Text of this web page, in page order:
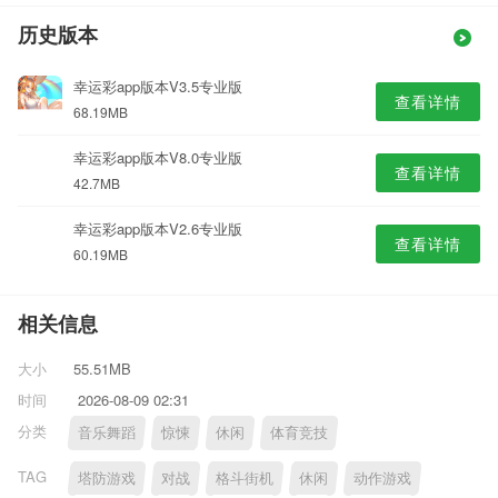
历史版本
幸运彩app版本V3.5专业版
68.19MB 查看详情
幸运彩app版本V8.0专业版
42.7MB 查看详情
幸运彩app版本V2.6专业版
60.19MB 查看详情
相关信息
大小
55.51MB
时间
2026-08-09 02:31
分类
音乐舞蹈 惊悚 休闲 体育竞技
TAG 塔防游戏 对战 格斗街机 休闲 动作游戏